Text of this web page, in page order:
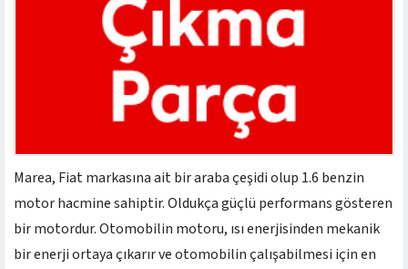
Marea, Fiat markasına ait bir araba çeşidi olup 1.6 benzin
motor hacmine sahiptir. Oldukça güçlü performans gösteren
bir motordur. Otomobilin motoru, ısı enerjisinden mekanik
bir enerji ortaya çıkarır ve otomobilin çalışabilmesi için en